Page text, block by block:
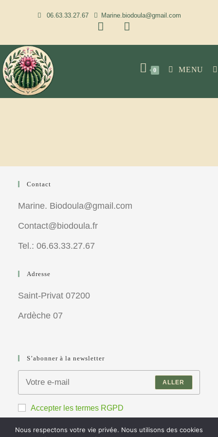
06.63.33.27.67 Marine.biodoula@gmail.com
0 MENU
Contact
Marine. Biodoula@gmail.com
Contact@biodoula.fr
Tel.: 06.63.33.27.67
Adresse
Saint-Privat 07200
Ardèche 07
S’abonner à la newsletter
ALLER
Accepter les termes RGPD
Nous respectons votre vie privée. Nous utilisons des cookies